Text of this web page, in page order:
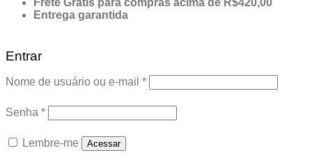
Frete Grátis para compras acima de R$420,00
Entrega garantida
Entrar
Nome de usuário ou e-mail *Obrigatório
Senha *Obrigatório
Lembre-me Acessar